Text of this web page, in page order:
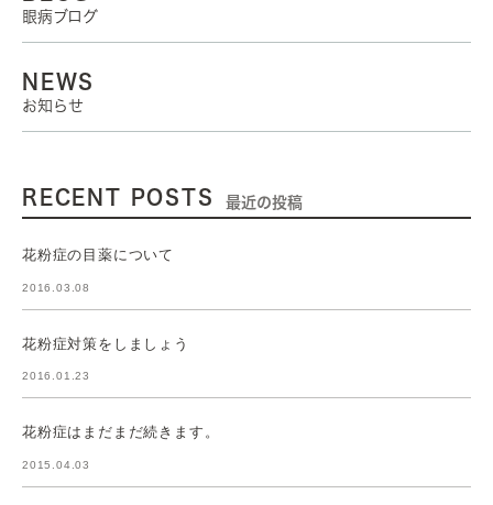
眼病ブログ
NEWS
お知らせ
RECENT POSTS 最近の投稿
花粉症の目薬について
2016.03.08
花粉症対策をしましょう
2016.01.23
花粉症はまだまだ続きます。
2015.04.03